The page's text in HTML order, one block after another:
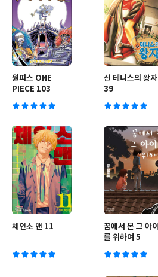
원피스 ONE
PIECE 103
신 테니스의 왕자
39
체인소 맨 11
꿈에서 본 그 아이
를 위하여 5